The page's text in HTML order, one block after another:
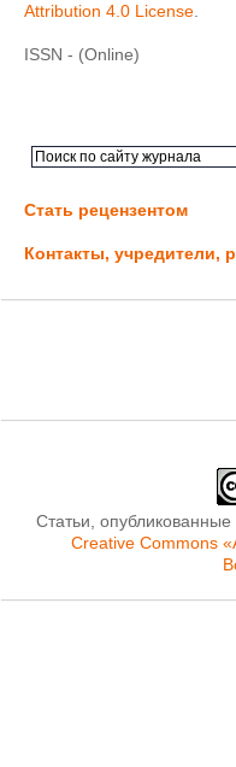
Attribution 4.0 License
ISSN - (Online)
Стать рецензентом
Контакты, учредители,
Статьи,
Creative Commons